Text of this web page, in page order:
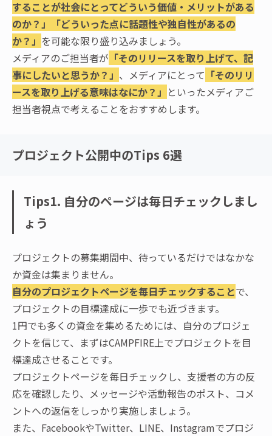
することが社会にとってどういう価値・メリットがある
のか？」「どういった点に話題性や独自性があるの
か？」 を可能な限り盛り込みましょう。
メディアのご担当者が 「そのリリースを取り上げて、記
事にしたいと思うか？」 、メディアにとって 「そのリリ
ースを取り上げる意味はなにか？」 といったメディアご
担当者視点で考えることをおすすめします。
プロジェクト公開中のTips 6選
Tips1. 自分のページは毎日チェックしまし
ょう
プロジェクトの募集期間中、待っているだけではなかな
か資金は集まりません。
自分のプロジェクトページを毎日チェックすることで、
プロジェクトの目標達成に一歩でも近づきます。
1円でも多くの資金を集めるためには、自分のプロジェ
クトを信じて、まずはCAMPFIRE上でプロジェクトを目
標達成させることです。
プロジェクトページを毎日チェックし、支援者の方の反
応を確認したり、メッセージや活動報告のポスト、コメ
ントへの返信をしっかり実施しましょう。
また、FacebookやTwitter、LINE、Instagramでプロジ